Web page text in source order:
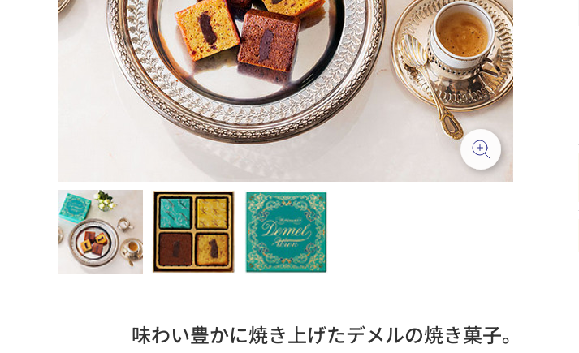
味わい豊かに焼き上げたデメルの焼き菓子。